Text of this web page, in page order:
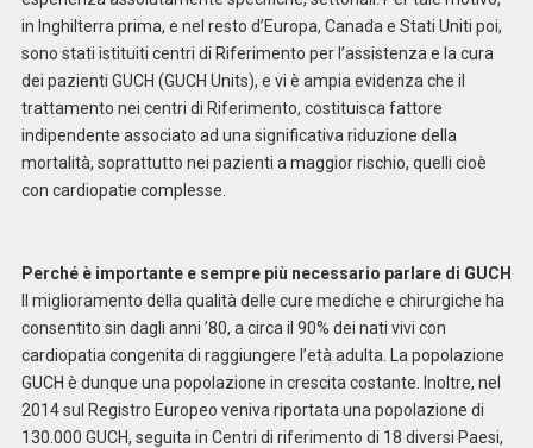
in Inghilterra prima, e nel resto d’Europa, Canada e Stati Uniti poi,
sono stati istituiti centri di Riferimento per l’assistenza e la cura
dei pazienti GUCH (GUCH Units), e vi è ampia evidenza che il
trattamento nei centri di Riferimento, costituisca fattore
indipendente associato ad una significativa riduzione della
mortalità, soprattutto nei pazienti a maggior rischio, quelli cioè
con cardiopatie complesse.
Perché è importante e sempre più necessario parlare di GUCH
Il miglioramento della qualità delle cure mediche e chirurgiche ha
consentito sin dagli anni ’80, a circa il 90% dei nati vivi con
cardiopatia congenita di raggiungere l’età adulta. La popolazione
GUCH è dunque una popolazione in crescita costante. Inoltre, nel
2014 sul Registro Europeo veniva riportata una popolazione di
130.000 GUCH, seguita in Centri di riferimento di 18 diversi Paesi,